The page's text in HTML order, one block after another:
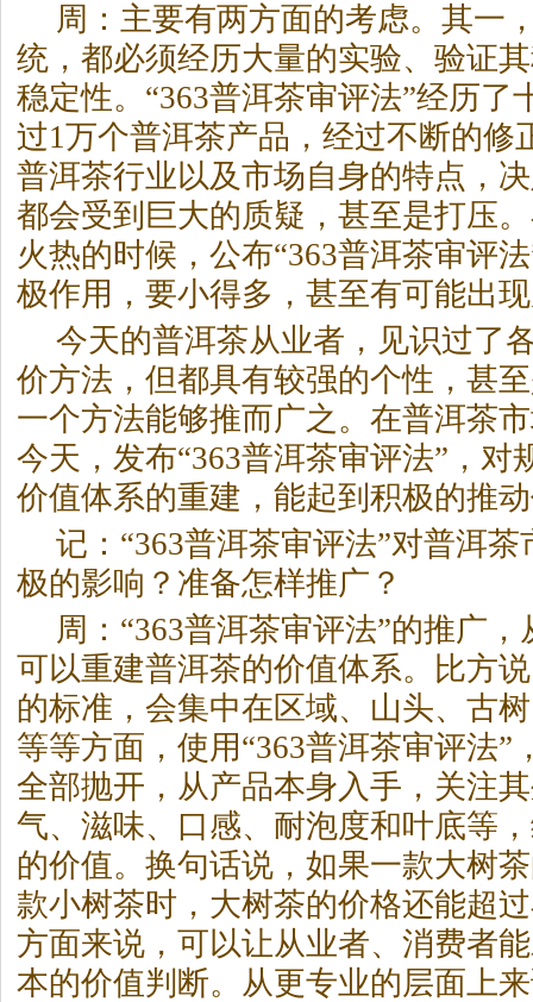
周：主要有两方面的考虑。其一
统，都必须经历大量的实验、验证
稳定性。“363普洱茶审评法”经历了
过1万个普洱茶产品，经过不断的修
普洱茶行业以及市场自身的特点，
都会受到巨大的质疑，甚至是打压
火热的时候，公布“363普洱茶审评
极作用，要小得多，甚至有可能出
今天的普洱茶从业者，见识过了
价方法，但都具有较强的个性，甚
一个方法能够推而广之。在普洱茶
今天，发布“363普洱茶审评法”，对
价值体系的重建，能起到积极的推
记：“363普洱茶审评法”对普洱茶
极的影响？准备怎样推广？
周：“363普洱茶审评法”的推广
可以重建普洱茶的价值体系。比方
的标准，会集中在区域、山头、古
等等方面，使用“363普洱茶审评法”
全部抛开，从产品本身入手，关注
气、滋味、口感、耐泡度和叶底等
的价值。换句话说，如果一款大树
款小树茶时，大树茶的价格还能超
方面来说，可以让从业者、消费者
本的价值判断。从更专业的层面上